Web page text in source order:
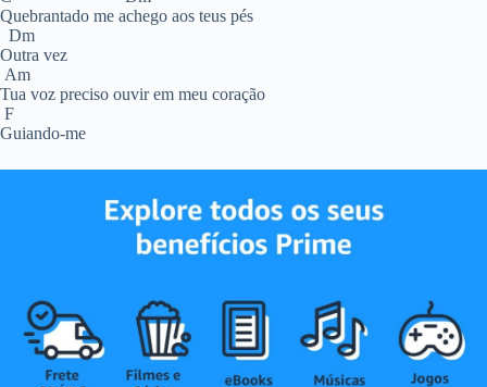
Quebrantado me achego aos teus pés
Dm
Outra vez
Am
Tua voz preciso ouvir em meu coração
F
Guiando-me